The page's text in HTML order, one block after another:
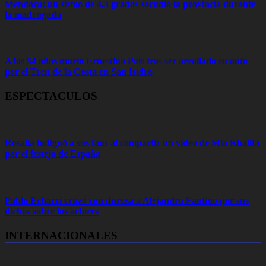
Mendoza: un sismo de 4,3 grados sacudió la provincia durante
la madrugada
A los 54 años murió Ernestina Pais tras ser arrollado su auto
por el Tren de la Costa en San Isidro
ESPECTACULOS
Rosalía indignó a sus fans al compartir un video de Mia Khalifa
por el festejo de España
Pablo Echarri cruzó con dureza a Alejandro Fantino por sus
dichos sobre los actores
INTERNACIONALES